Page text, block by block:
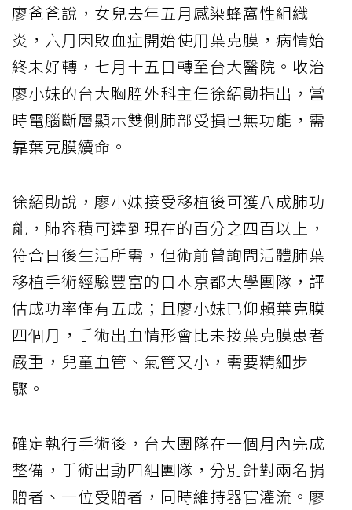
廖爸爸說，女兒去年五月感染蜂窩性組織
炎，六月因敗血症開始使用葉克膜，病情始
終未好轉，七月十五日轉至台大醫院。收治
廖小妹的台大胸腔外科主任徐紹勛指出，當
時電腦斷層顯示雙側肺部受損已無功能，需
靠葉克膜續命。
徐紹勛說，廖小妹接受移植後可獲八成肺功
能，肺容積可達到現在的百分之四百以上，
符合日後生活所需，但術前曾詢問活體肺葉
移植手術經驗豐富的日本京都大學團隊，評
估成功率僅有五成；且廖小妹已仰賴葉克膜
四個月，手術出血情形會比未接葉克膜患者
嚴重，兒童血管、氣管又小，需要精細步
驟。
確定執行手術後，台大團隊在一個月內完成
整備，手術出動四組團隊，分別針對兩名捐
贈者、一位受贈者，同時維持器官灌流。廖